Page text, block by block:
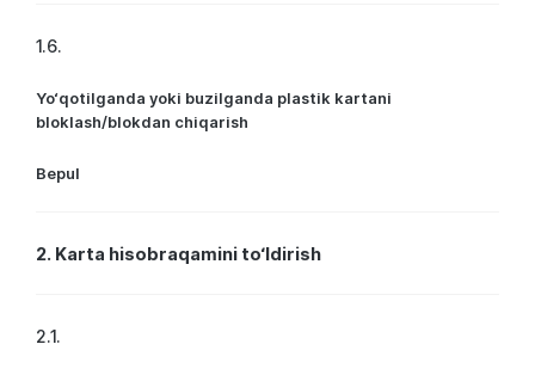
1.6.
Yo‘qotilganda yoki buzilganda plastik kartani
bloklash/blokdan chiqarish
Bepul
2. Karta hisobraqamini to‘ldirish
2.1.